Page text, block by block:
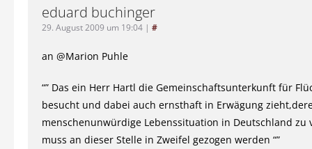
eduard buchinger
29. August 2009 um 19:04 | #
an @Marion Puhle
“” Das ein Herr Hartl die Gemeinschaftsunterkunft für
besucht und dabei auch ernsthaft in Erwägung
menschenunwürdige Lebenssituation in Deutschland zu
muss an dieser Stelle in Zweifel gezogen werden “”